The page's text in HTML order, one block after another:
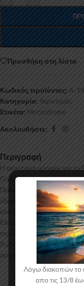
Προσθήκη στη λίστα
Κωδικός προϊόντος: A-
Κατηγορία: Αεροτομές
Ετικέτα: Motordrome
Ακολουθήστε:
Περιγραφή
Η αεροτομή οροφής για το
Πολυουρεθάνη υψηλής
Πολυουρεθάνη είναι ένα
εξαιρετική εφαρμογή. Όλες
αλουμινίου για αυξημένη
Είναι ελεγμένα για
σχεδιαστεί με την
Punto Mk1 έρχεται στο
ασταρωθεί και στη
Λόγω διακοπών το
απο τις 13/8